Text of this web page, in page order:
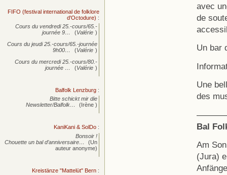
avec
de
Un bar
Une
des
Bal
Am
(Jura)
FIFO (festival international de folklore
d'Octodure) :
Cours du vendredi 25.-cours/65.-
journée 9… (Valérie )
Cours du jeudi 25.-cours/65.-journée
9h00…
(Valérie )
Cours du mercredi 25.-cours/80.-
journée … (Valérie )
Balfolk Lenzburg :
Bitte schickt mir die
Newsletter/Balfolk…
(Irène )
KaniKani & SolDo :
Bonsoir !
Chouette un bal d’anniversaire…
(Un
auteur anonyme)
Kreistänze "Mattelüt" Bern :